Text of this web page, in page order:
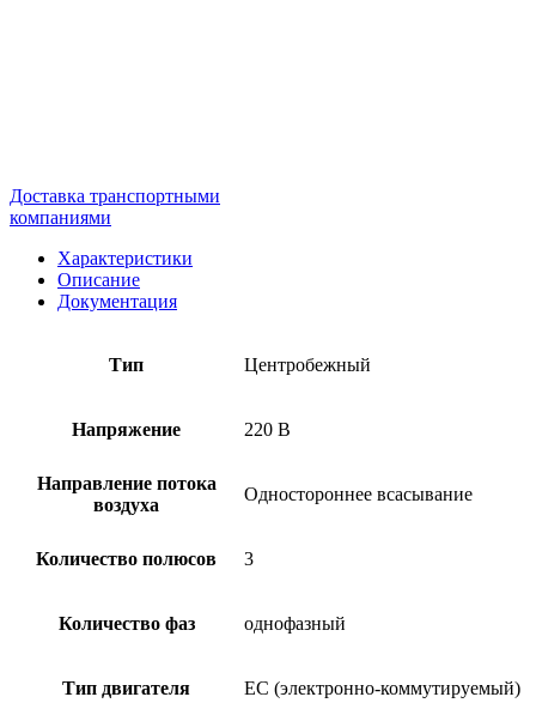
Доставка транспортными
компаниями
Характеристики
Описание
Документация
Тип Центробежный
Напряжение 220 В
Направление потока
воздуха
Одностороннее всасывание
Количество полюсов 3
Количество фаз однофазный
Тип двигателя EC (электронно-коммутируемый)